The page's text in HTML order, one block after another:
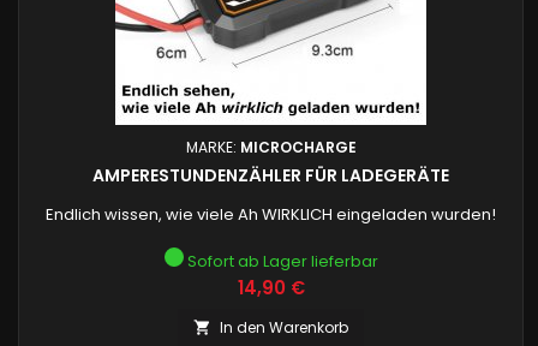
MARKE: MICROCHARGE
AMPERESTUNDENZÄHLER FÜR LADEGERÄTE
Endlich wissen, wie viele Ah WIRKLICH eingeladen wurden!
Sofort ab Lager lieferbar
Preis
14,90 €
 In den Warenkorb